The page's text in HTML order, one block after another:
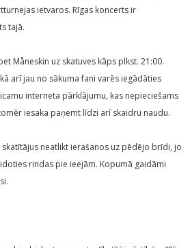
ietvaros. Rīgas koncerts ir
tajā.
Måneskin uz skatuves kāps plkst. 21:00.
arī jau no sākuma fani varēs iegādāties
interneta pārklājumu, kas nepieciešams
iesaka paņemt līdzi arī skaidru naudu.
neatlikt ierašanos uz pēdējo brīdi, jo
rindas pie ieejām. Kopumā gaidāmi